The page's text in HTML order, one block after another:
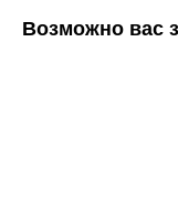
Возможно вас